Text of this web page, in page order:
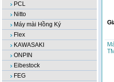
PCL
Nitto
Máy mài Hồng Ký
Flex
KAWASAKI
ONPIN
Eibestock
FEG